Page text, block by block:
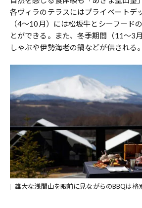
各ヴィラのテラスにはプライベートデ
（4～10月）には松坂牛とシーフード
とができる。また、冬季期間（11～3
しゃぶや伊勢海老の鍋などが供される。
雄大な浅間山を眼前に見ながらのBBQは格